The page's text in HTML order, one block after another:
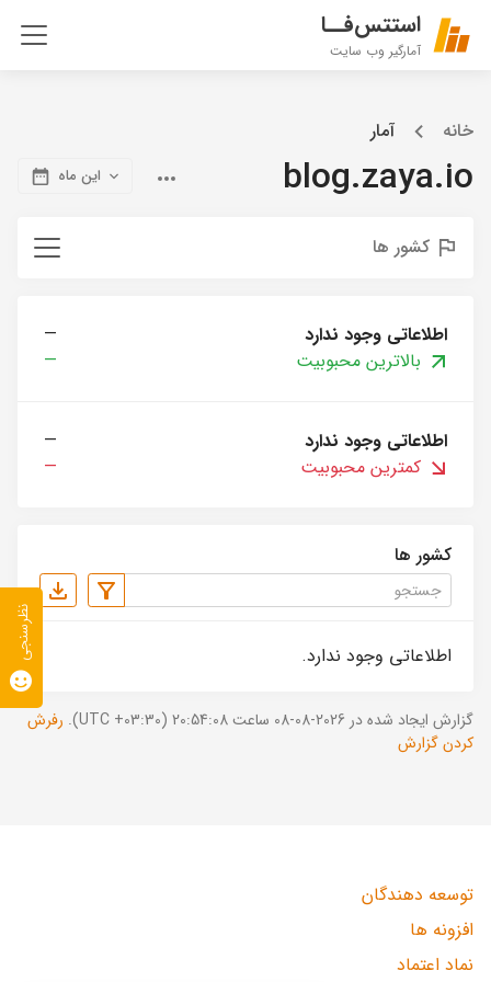
استتس‌فــا
آمارگیر وب سایت
خانه آمار
blog.zaya.io این ماه
کشور ها
اطلاعاتی وجود ندارد
—
بالاترین محبوبیت
—
اطلاعاتی وجود ندارد
—
کمترین محبوبیت
—
کشور ها
اطلاعاتی وجود ندارد.
گزارش ایجاد شده در 2026-08-08 ساعت 20:54:08 (UTC +03:30).
رفرش
کردن گزارش
توسعه دهندگان
افزونه ها
نماد اعتماد
نظرسنجی